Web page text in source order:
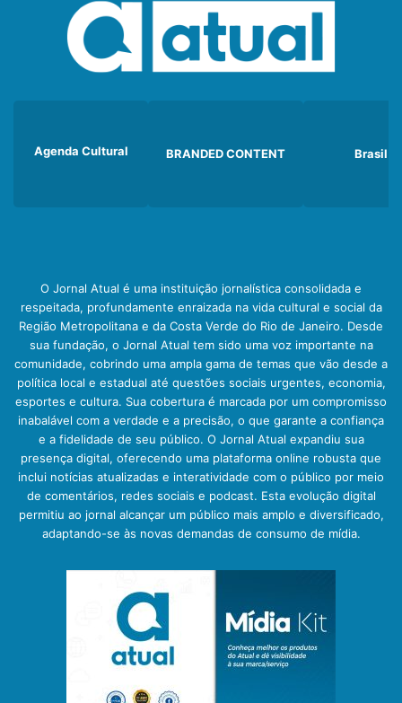
Agenda Cultural BRANDED CONTENT Brasil
O Jornal Atual é uma instituição jornalística consolidada e
respeitada, profundamente enraizada na vida cultural e social da
Região Metropolitana e da Costa Verde do Rio de Janeiro. Desde
sua fundação, o Jornal Atual tem sido uma voz importante na
comunidade, cobrindo uma ampla gama de temas que vão desde a
política local e estadual até questões sociais urgentes, economia,
esportes e cultura. Sua cobertura é marcada por um compromisso
inabalável com a verdade e a precisão, o que garante a confiança
e a fidelidade de seu público. O Jornal Atual expandiu sua
presença digital, oferecendo uma plataforma online robusta que
inclui notícias atualizadas e interatividade com o público por meio
de comentários, redes sociais e podcast. Esta evolução digital
permitiu ao jornal alcançar um público mais amplo e diversificado,
adaptando-se às novas demandas de consumo de mídia.